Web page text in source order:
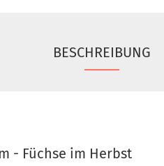
BESCHREIBUNG
- Füchse im Herbst